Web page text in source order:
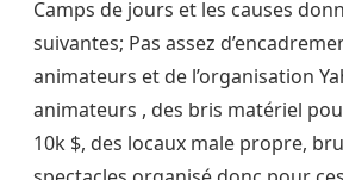
Camps de jours et les causes
suivantes; Pas assez
animateurs et de l’organisation
animateurs , des bris matériel
10k $, des locaux male propre,